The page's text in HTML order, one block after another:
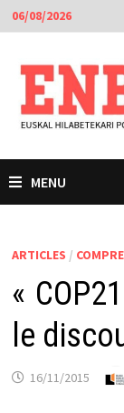
Passer
au
contenu
06/08/2026
MENU
ARTICLES /
«
le
16/11/2015